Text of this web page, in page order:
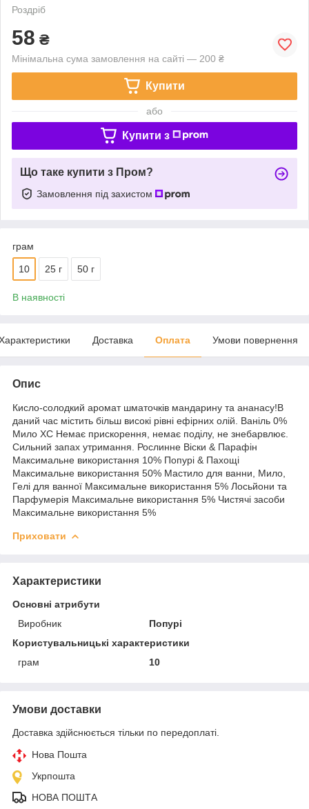
Роздріб
58 ₴
Мінімальна сума замовлення на сайті — 200 ₴
Купити
або
Купити з
Що таке купити з Пром?
Замовлення під захистом
грам
10 25 г 50 г
В наявності
Доставка Оплата Умови повернення
Опис
Кисло-солодкий аромат шматочків мандарину та ананасу!В
даний час містить більш високі рівні ефірних олій. Ваніль 0%
Мило ХС Немає прискорення, немає поділу, не знебарвлює.
Сильний запах утримання. Рослинне Віски & Парафін
Максимальне використання 10% Попурі & Пахощі
Максимальне використання 50% Мастило для ванни, Мило,
Гелі для ванної Максимальне використання 5% Лосьйони та
Парфумерія Максимальне використання 5% Чистячі засоби
Максимальне використання 5%
Приховати
Характеристики
Основні атрибути
Виробник
Попурі
Користувальницькі характеристики
грам
10
Умови доставки
Доставка здійснюється тільки по передоплаті.
Нова Пошта
Укрпошта
НОВА ПОШТА